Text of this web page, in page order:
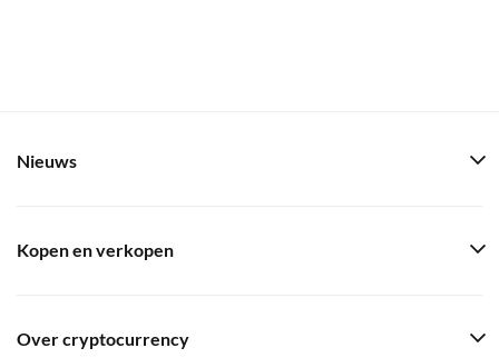
Nieuws
Kopen en verkopen
Over cryptocurrency